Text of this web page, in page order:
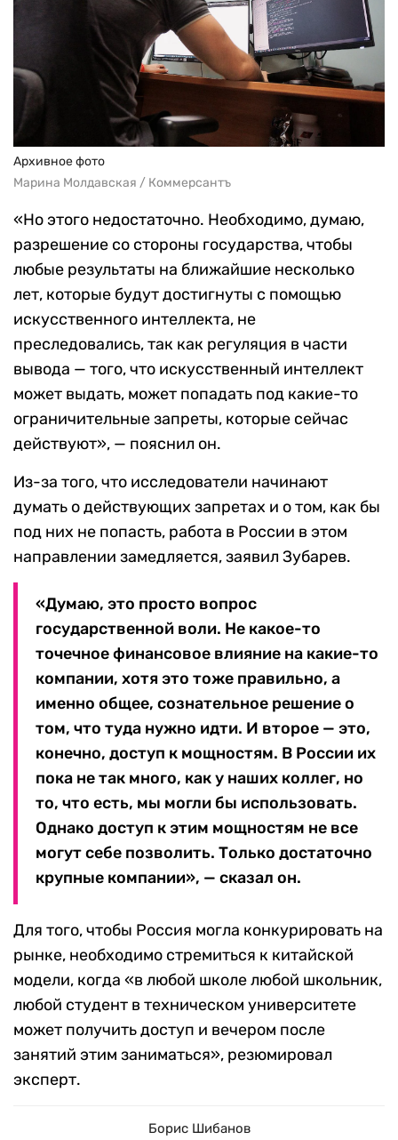
Архивное фото
Марина Молдавская / Коммерсантъ
«Но этого недостаточно. Необходимо, думаю,
разрешение со стороны государства, чтобы
любые результаты на ближайшие несколько
лет, которые будут достигнуты с помощью
искусственного интеллекта, не
преследовались, так как регуляция в части
вывода — того, что искусственный интеллект
может выдать, может попадать под какие-то
ограничительные запреты, которые сейчас
действуют», — пояснил он.
Из-за того, что исследователи начинают
думать о действующих запретах и о том, как бы
под них не попасть, работа в России в этом
направлении замедляется, заявил Зубарев.
«Думаю, это просто вопрос
государственной воли. Не какое-то
точечное финансовое влияние на какие-то
компании, хотя это тоже правильно, а
именно общее, сознательное решение о
том, что туда нужно идти. И второе — это,
конечно, доступ к мощностям. В России их
пока не так много, как у наших коллег, но
то, что есть, мы могли бы использовать.
Однако доступ к этим мощностям не все
могут себе позволить. Только достаточно
крупные компании», — сказал он.
Для того, чтобы Россия могла конкурировать на
рынке, необходимо стремиться к китайской
модели, когда «в любой школе любой школьник,
любой студент в техническом университете
может получить доступ и вечером после
занятий этим заниматься», резюмировал
эксперт.
Борис Шибанов